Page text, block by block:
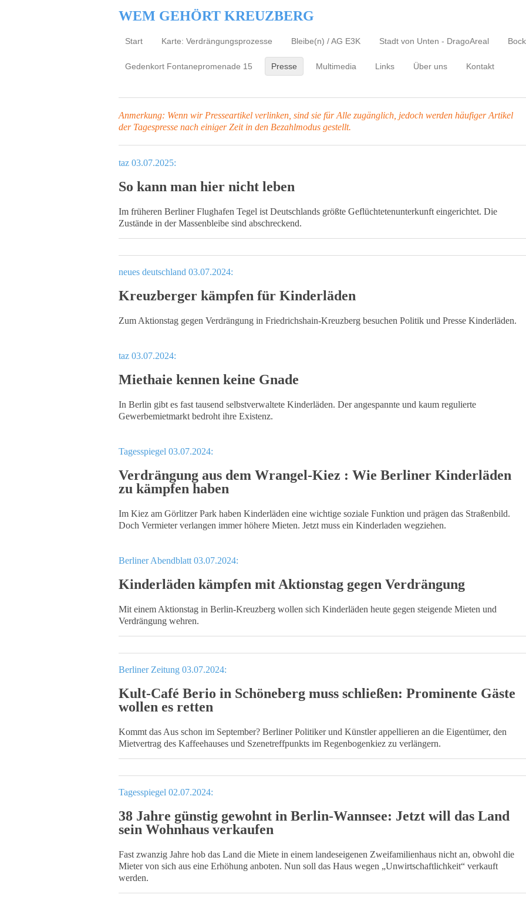
WEM GEHÖRT KREUZBERG
Start Karte: Verdrängungsprozesse Bleibe(n) / AG E3K Stadt von Unten - DragoAreal
Gedenkort Fontanepromenade 15 Presse Multimedia Links Über uns Kontakt
Anmerkung: Wenn wir Presseartikel verlinken, sind sie für Alle zugänglich, jedoch werden häufiger Artikel
der Tagespresse nach einiger Zeit in den Bezahlmodus gestellt.
taz 03.07.2025:
So kann man hier nicht leben
Im früheren Berliner Flughafen Tegel ist Deutschlands größte Geflüchtetenunterkunft eingerichtet. Die
Zustände in der Massenbleibe sind abschreckend.
neues deutschland 03.07.2024:
Kreuzberger kämpfen für Kinderläden
Zum Aktionstag gegen Verdrängung in Friedrichshain-Kreuzberg besuchen Politik und Presse Kinderläden.
taz 03.07.2024:
Miethaie kennen keine Gnade
In Berlin gibt es fast tausend selbstverwaltete Kinderläden. Der angespannte und kaum regulierte
Gewerbemietmarkt bedroht ihre Existenz.
Tagesspiegel 03.07.2024:
Verdrängung aus dem Wrangel-Kiez : Wie Berliner Kinderläden
zu kämpfen haben
Im Kiez am Görlitzer Park haben Kinderläden eine wichtige soziale Funktion und prägen das Straßenbild.
Doch Vermieter verlangen immer höhere Mieten. Jetzt muss ein Kinderladen wegziehen.
Berliner Abendblatt 03.07.2024:
Kinderläden kämpfen mit Aktionstag gegen Verdrängung
Mit einem Aktionstag in Berlin-Kreuzberg wollen sich Kinderläden heute gegen steigende Mieten und
Verdrängung wehren.
Berliner Zeitung 03.07.2024:
Kult-Café Berio in Schöneberg muss schließen: Prominente Gäste
wollen es retten
Kommt das Aus schon im September? Berliner Politiker und Künstler appellieren an die Eigentümer, den
Mietvertrag des Kaffeehauses und Szenetreffpunkts im Regenbogenkiez zu verlängern.
Tagesspiegel 02.07.2024:
38 Jahre günstig gewohnt in Berlin-Wannsee: Jetzt will das Land
sein Wohnhaus verkaufen
Fast zwanzig Jahre hob das Land die Miete in einem landeseigenen Zweifamilienhaus nicht an, obwohl die
Mieter von sich aus eine Erhöhung anboten. Nun soll das Haus wegen „Unwirtschaftlichkeit“ verkauft
werden.